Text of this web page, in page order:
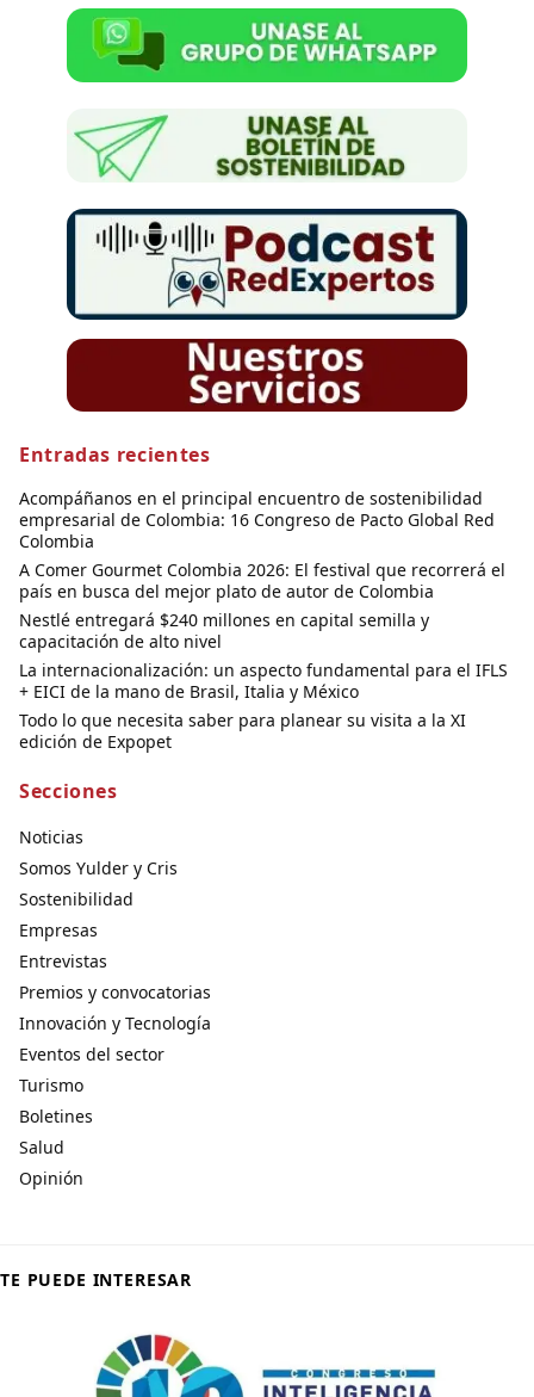
Entradas recientes
Acompáñanos en el principal encuentro de sostenibilidad
empresarial de Colombia: 16 Congreso de Pacto Global Red
Colombia
A Comer Gourmet Colombia 2026: El festival que recorrerá el
país en busca del mejor plato de autor de Colombia
Nestlé entregará $240 millones en capital semilla y
capacitación de alto nivel
La internacionalización: un aspecto fundamental para el IFLS
+ EICI de la mano de Brasil, Italia y México
Todo lo que necesita saber para planear su visita a la XI
edición de Expopet
Secciones
Noticias
Somos Yulder y Cris
Sostenibilidad
Empresas
Entrevistas
Premios y convocatorias
Innovación y Tecnología
Eventos del sector
Turismo
Boletines
Salud
Opinión
TE PUEDE INTERESAR